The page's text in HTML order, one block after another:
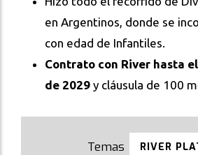
en Argentinos, donde se
con edad de Infantiles.
Contrato con River hasta
de 2029 y cláusula de 100
RIVER